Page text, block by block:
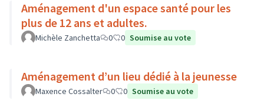
Aménagement d'un espace santé pour les
plus de 12 ans et adultes.
Michèle Zanchetta 0 0 Soumise au vote
Aménagement d’un lieu dédié à la jeunesse
Maxence Cossalter 0 0 Soumise au vote